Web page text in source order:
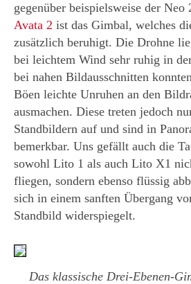
gegenüber beispielsweise der Neo
Avata 2 ist das Gimbal, welches
zusätzlich beruhigt. Die Drohne
bei leichtem Wind sehr ruhig in
bei nahen Bildausschnitten
Böen leichte Unruhen an den
ausmachen. Diese treten jedoch
Standbildern auf und sind in
bemerkbar. Uns gefällt auch die
sowohl Lito 1 als auch Lito X1
fliegen, sondern ebenso flüssig
sich in einem sanften Übergang
Standbild widerspiegelt.
Das klassische Drei-Ebenen-